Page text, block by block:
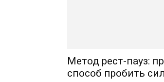
Метод рест-пауз:
способ пробить